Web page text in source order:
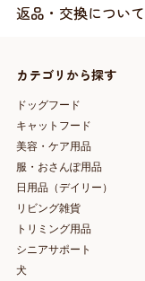
返品・交換について
カテゴリから探す
ドッグフード
キャットフード
美容・ケア用品
服・おさんぽ用品
日用品（デイリー）
リビング雑貨
トリミング用品
シニアサポート
犬